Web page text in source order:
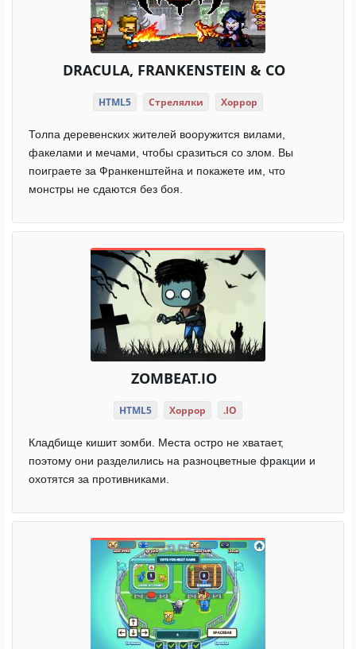
DRACULA, FRANKENSTEIN & CO
HTML5 Стрелялки Хоррор
Толпа деревенских жителей вооружится вилами,
факелами и мечами, чтобы сразиться со злом. Вы
поиграете за Франкенштейна и покажете им, что
монстры не сдаются без боя.
ZOMBEAT.IO
HTML5 Хоррор .IO
Кладбище кишит зомби. Места остро не хватает,
поэтому они разделились на разноцветные фракции и
охотятся за противниками.